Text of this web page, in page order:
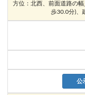
方位：北西、前面道路の
歩30.0分)、
公